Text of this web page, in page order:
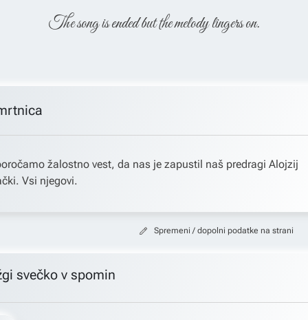
The song is ended but the melody lingers on.
žalostno vest, da nas je zapustil naš predragi Alojzij
Vsi njegovi.
Spremeni / dopolni podatke na strani
svečko v spomin